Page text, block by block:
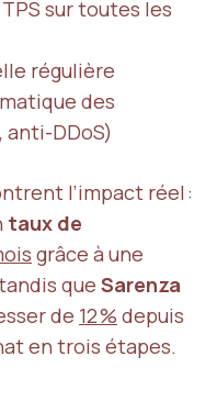
sur toutes les
régulière
des
DDoS)
l’impact réel :
taux de
grâce à une
que Sarenza
de 12 % depuis
en trois étapes.